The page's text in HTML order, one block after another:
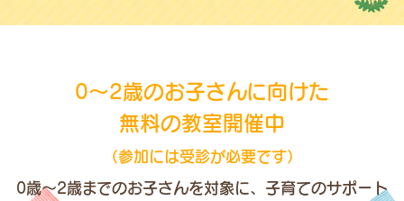
0～2歳のお子さんに向けた
無料の教室開催中
（参加には受診が必要です）
0歳～2歳までのお子さんを対象に、 子育てのサポート